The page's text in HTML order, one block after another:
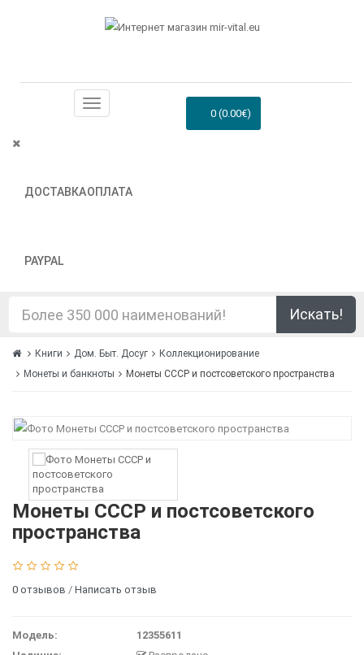
ДОСТАВКАОПЛАТА
PAYPAL
0 (0.00€)
Искать!
Книги Дом. Быт. Досуг
Коллекционирование
Монеты и банкноты
Монеты СССР и постсоветского пространства
Монеты СССР и постсоветского
пространства
0 отзывов / Написать отзыв
Модель:
12355611